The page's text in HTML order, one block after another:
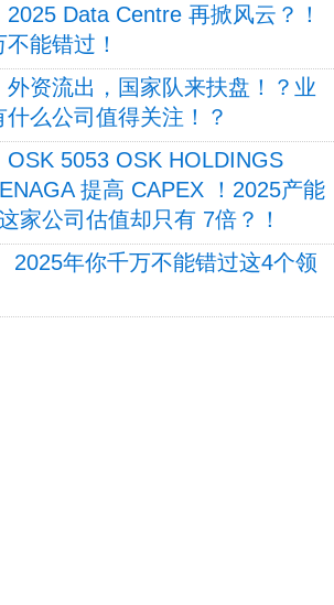
2025 Data Centre 再掀风云？！
能错过！
外资流出，国家队来扶盘！？业
么公司值得关注！？
OSK 5053 OSK HOLDINGS
提高 CAPEX ！2025产能
家公司估值却只有 7倍？！
2025年你千万不能错过这4个领